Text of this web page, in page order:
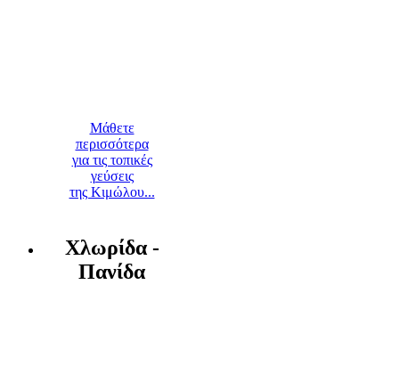
Μάθετε
περισσότερα
για τις τοπικές
γεύσεις
της Κιμώλου...
Χλωρίδα -
Πανίδα